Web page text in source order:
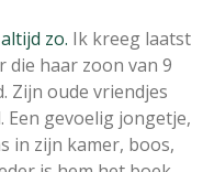
zo. Ik kreeg laatst
die haar zoon van 9
Zijn oude vriendjes
Een gevoelig jongetje,
in zijn kamer, boos,